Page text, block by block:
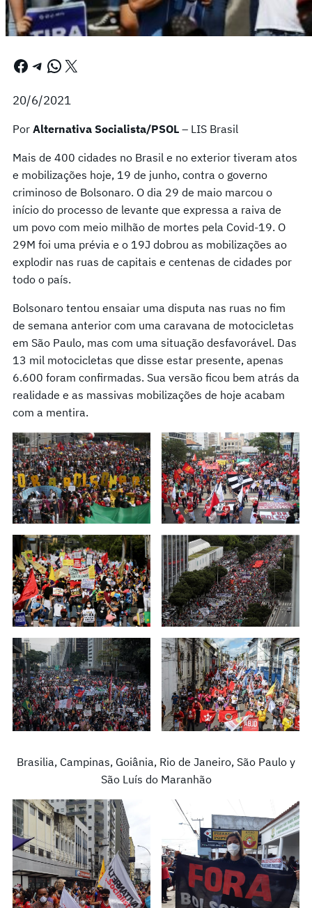
Facebook Telegram WhatsApp X
20/6/2021
Por Alternativa Socialista/PSOL – LIS Brasil
Mais de 400 cidades no Brasil e no exterior tiveram atos
e mobilizações hoje, 19 de junho, contra o governo
criminoso de Bolsonaro. O dia 29 de maio marcou o
início do processo de levante que expressa a raiva de
um povo com meio milhão de mortes pela Covid-19. O
29M foi uma prévia e o 19J dobrou as mobilizações ao
explodir nas ruas de capitais e centenas de cidades por
todo o país.
Bolsonaro tentou ensaiar uma disputa nas ruas no fim
de semana anterior com uma caravana de motocicletas
em São Paulo, mas com uma situação desfavorável. Das
13 mil motocicletas que disse estar presente, apenas
6.600 foram confirmadas. Sua versão ficou bem atrás da
realidade e as massivas mobilizações de hoje acabam
com a mentira.
Brasilia, Campinas, Goiânia, Rio de Janeiro, São Paulo y
São Luís do Maranhão